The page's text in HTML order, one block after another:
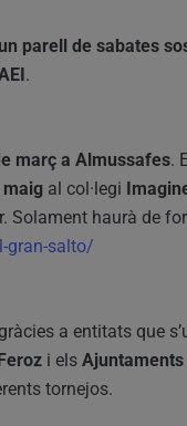
parell de sabates
.
març a Almussafes.
maig al col·legi
Solament haurà de
gran-salto/
a entitats que
i els Ajuntaments
tornejos.